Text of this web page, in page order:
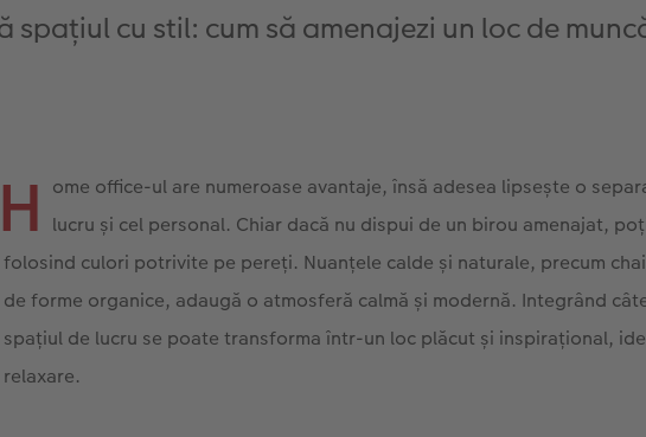
spațiul cu stil: cum să amenajezi un loc de
H ome office-ul are numeroase avantaje, însă adesea lipsește o
lucru și cel personal. Chiar dacă nu dispui de un birou amenajat,
folosind culori potrivite pe pereți. Nuanțele calde și naturale, precum
de forme organice, adaugă o atmosferă calmă și modernă. Integrând
spațiul de lucru se poate transforma într-un loc plăcut și inspirațional,
relaxare.